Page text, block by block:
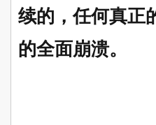
续的，任何真正
的全面崩溃。